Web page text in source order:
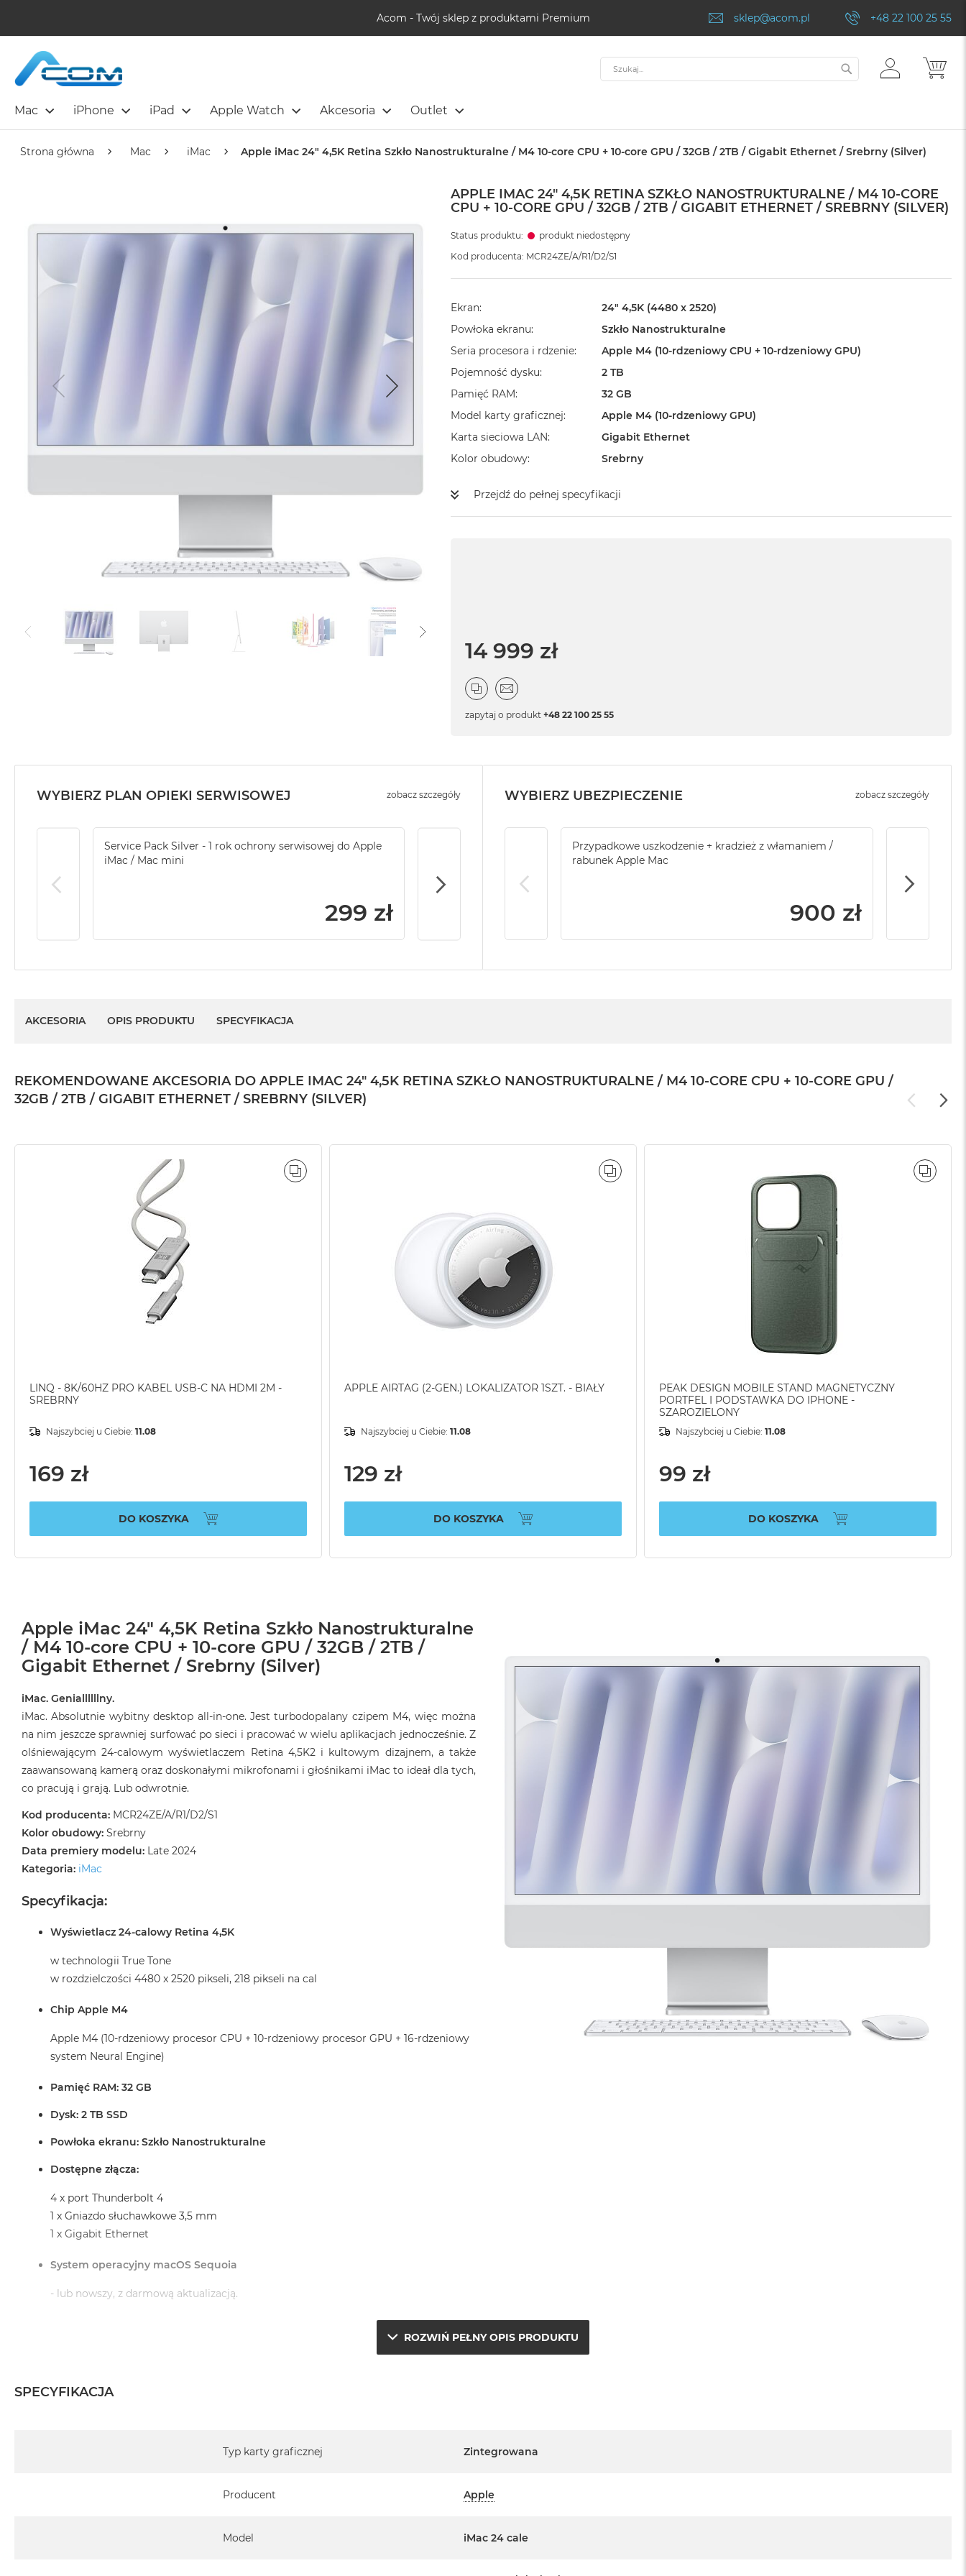
Acom - Twój sklep z produktami Premium sklep@acom.pl +48 22 100 25 55
Mac iPhone iPad Apple Watch Akcesoria Outlet
ZALOGUJ
SIĘ
Szukaj SZUKAJ
Strona główna Mac iMac Apple iMac 24" 4,5K Retina Szkło Nanostrukturalne / M4 10-core CPU + 10-core GPU / 32GB / 2TB / Gigabit Ethernet / Srebrny (Silver)
APPLE IMAC 24" 4,5K RETINA SZKŁO NANOSTRUKTURALNE / M4 10-CORE
CPU + 10-CORE GPU / 32GB / 2TB / GIGABIT ETHERNET / SREBRNY (SILVER)
Status produktu:
produkt niedostępny
Kod producenta: MCR24ZE/A/R1/D2/S1
Ekran
24" 4,5K (4480 x 2520)
Powłoka ekranu
Szkło Nanostrukturalne
Seria procesora i rdzenie
Apple M4 (10-rdzeniowy CPU + 10-rdzeniowy GPU)
Pojemność dysku
2 TB
Pamięć RAM
32 GB
Model karty graficznej
Apple M4 (10-rdzeniowy GPU)
Karta sieciowa LAN
Gigabit Ethernet
Kolor obudowy
Srebrny
Przejdź do pełnej specyfikacji
14 999 zł
zapytaj o produkt +48 22 100 25 55
WYBIERZ PLAN OPIEKI SERWISOWEJ
Service Pack Silver - 1 rok ochrony serwisowej do Apple
iMac / Mac mini
299 zł
Service Pack Gold - 2 lata ochrony serwisowej do Apple
Service Pack Platinum - 3 lata ochrony
zobacz szczegóły WYBIERZ UBEZPIECZENIE
Przypadkowe uszkodzenie + kradzież z włamaniem /
rabunek Apple Mac
900 zł
zobacz szczegóły
AKCESORIA OPIS PRODUKTU SPECYFIKACJA
REKOMENDOWANE AKCESORIA DO APPLE IMAC 24" 4,5K RETINA SZKŁO NANOSTRUKTURALNE / M4 10-CORE CPU + 10-CORE GPU /
32GB / 2TB / GIGABIT ETHERNET / SREBRNY (SILVER)
LINQ - 8K/60HZ PRO KABEL USB-C NA HDMI 2M -
SREBRNY
Najszybciej u Ciebie: 11.08
169 zł
DO KOSZYKA
PORÓWNAJ
APPLE AIRTAG (2-GEN.) LOKALIZATOR 1SZT. - BIAŁY
Najszybciej u Ciebie: 11.08
129 zł
DO KOSZYKA
PORÓWNAJ
PEAK DESIGN MOBILE STAND MAGNETYCZNY
PORTFEL I PODSTAWKA DO IPHONE -
SZAROZIELONY
Najszybciej u Ciebie: 11.08
99 zł
DO KOSZYKA
Apple iMac 24" 4,5K Retina Szkło Nanostrukturalne
/ M4 10-core CPU + 10-core GPU / 32GB / 2TB /
Gigabit Ethernet / Srebrny (Silver)
iMac. Geniallllllny.
iMac. Absolutnie wybitny desktop all‑in‑one. Jest turbodopalany czipem M4, więc można
na nim jeszcze sprawniej surfować po sieci i pracować w wielu aplikacjach jednocześnie. Z
olśniewającym 24‑calowym wyświetlaczem Retina 4,5K2 i kultowym dizajnem, a także
zaawansowaną kamerą oraz doskonałymi mikrofonami i głośnikami iMac to ideał dla tych,
co pracują i grają. Lub odwrotnie.
Kod producenta: MCR24ZE/A/R1/D2/S1
Kolor obudowy: Srebrny
Data premiery modelu: Late 2024
Kategoria: iMac
Specyfikacja:
Wyświetlacz 24-calowy Retina 4,5K
w technologii True Tone
w rozdzielczości 4480 x 2520 pikseli, 218 pikseli na cal
Chip Apple M4
Apple M4 (10-rdzeniowy procesor CPU + 10-rdzeniowy procesor GPU + 16-rdzeniowy
system Neural Engine)
Pamięć RAM: 32 GB
Dysk: 2 TB SSD
Powłoka ekranu: Szkło Nanostrukturalne
Dostępne złącza:
4 x port Thunderbolt 4
1 x Gniazdo słuchawkowe 3,5 mm
1 x Gigabit Ethernet
System operacyjny macOS Sequoia
- lub nowszy, z darmową aktualizacją.
iMac jest nowy
Posiada pełną, 12 miesięczną gwarancję producenta
ten temat uzyskają Państwo kontaktując się z naszym handlowcem.
ROZWIŃ PEŁNY OPIS PRODUKTU
SPECYFIKACJA
Typ karty graficznej
Zintegrowana
Producent Apple
Model iMac 24 cale